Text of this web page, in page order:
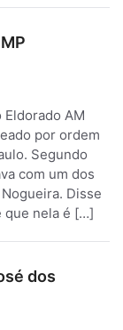
Eldorado AM
por ordem
Segundo
com um dos
Disse
que nela é […]
dos